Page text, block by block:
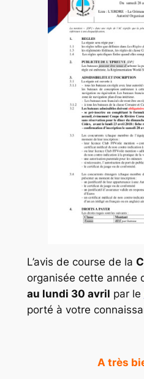
L’avis de course de la
organisée cette année
au lundi 30 avril par le
porté à votre
A très